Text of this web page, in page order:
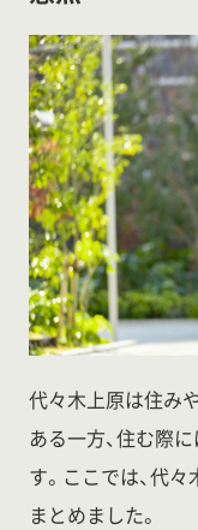
代々木上原は住み
ある一方、住む際
す。ここでは、代
まとめました。